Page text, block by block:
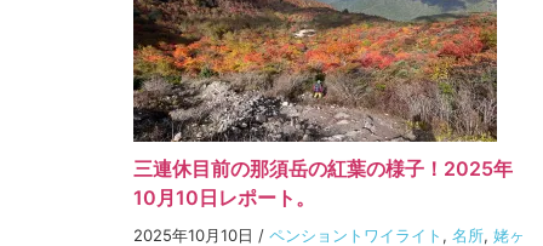
三連休目前の那須岳の紅葉の様子！2025年
10月10日レポート。
2025年10月10日 / ペンショントワイライト , 名所, 姥ヶ